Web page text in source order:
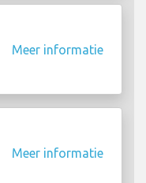
Meer informatie
Meer informatie